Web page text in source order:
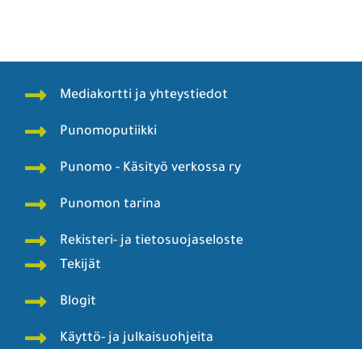
Mediakortti ja yhteystiedot
Punomoputiikki
Punomo - Käsityö verkossa ry
Punomon tarina
Rekisteri- ja tietosuojaseloste
Tekijät
Blogit
Käyttö- ja julkaisuohjeita